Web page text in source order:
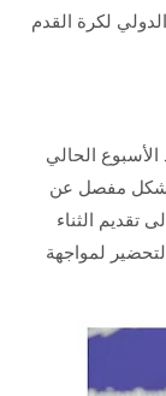
الدولي لكرة القدم
الحالي
بشكل مفصل عن
تقديم الثناء
لمواجهة